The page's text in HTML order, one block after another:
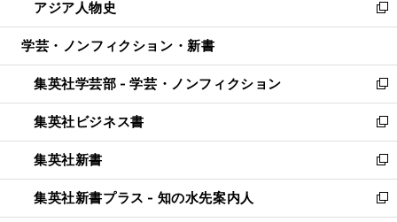
く
で
開
ド
ウ
開
く
ィ
ン
ウ
で
開
く
い
ウ
ン
ド
ウ
で
開
く
アジア人物史
新
し
ウ
ィ
ン
ド
ウ
で
開
く
学芸・ノンフィクション・新書
集英社学芸部 - 学芸・ノンフィクション
新
し
い
ウ
ィ
ン
ド
ウ
集英社ビジネス書
新
し
い
ウ
ィ
ン
集英社新書
新
し
い
集英社新書プラス - 知の水先案内人
新